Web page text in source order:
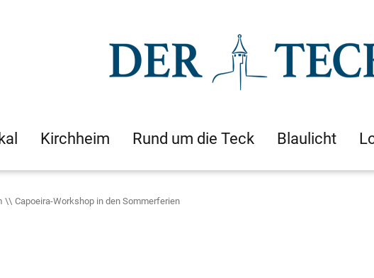
Kirchheim Rund um die Teck Blaulicht
Capoeira-Workshop in den Sommerferien